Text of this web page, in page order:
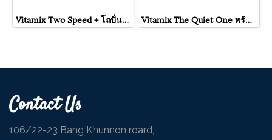
Vitamix Two Speed + โถปั่น 1.4 ลิตร Vitamix The Quiet One พร้อมโถปั่น 1.4L
Contact Us
106/22-23 Bang Khunnon roard,